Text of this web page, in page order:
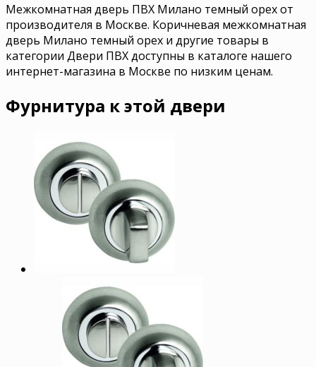
Межкомнатная дверь ПВХ Милано темный орех от
производителя в Москве. Коричневая межкомнатная
дверь Милано темный орех и другие товары в
категории Двери ПВХ доступны в каталоге нашего
интернет-магазина в Москве по низким ценам.
Фурнитура к этой двери